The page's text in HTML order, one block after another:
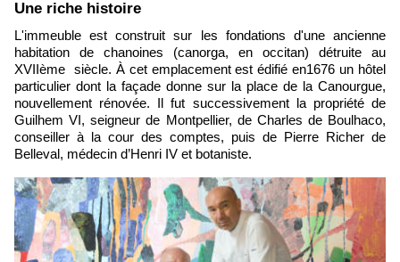
Une riche histoire
L'immeuble est construit sur les fondations d'une ancienne
habitation de chanoines (canorga, en occitan) détruite au
XVIIème siècle. À cet emplacement est édifié en1676 un hôtel
particulier dont la façade donne sur la place de la Canourgue,
nouvellement rénovée. Il fut successivement la propriété de
Guilhem VI, seigneur de Montpellier, de Charles de Boulhaco,
conseiller à la cour des comptes, puis de Pierre Richer de
Belleval, médecin d’Henri IV et botaniste.